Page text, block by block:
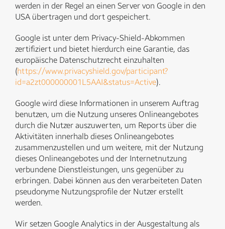
werden in der Regel an einen Server von Google in den
USA übertragen und dort gespeichert.
Google ist unter dem Privacy-Shield-Abkommen
zertifiziert und bietet hierdurch eine Garantie, das
europäische Datenschutzrecht einzuhalten
(https://www.privacyshield.gov/participant?
id=a2zt000000001L5AAI&status=Active).
Google wird diese Informationen in unserem Auftrag
benutzen, um die Nutzung unseres Onlineangebotes
durch die Nutzer auszuwerten, um Reports über die
Aktivitäten innerhalb dieses Onlineangebotes
zusammenzustellen und um weitere, mit der Nutzung
dieses Onlineangebotes und der Internetnutzung
verbundene Dienstleistungen, uns gegenüber zu
erbringen. Dabei können aus den verarbeiteten Daten
pseudonyme Nutzungsprofile der Nutzer erstellt
werden.
Wir setzen Google Analytics in der Ausgestaltung als